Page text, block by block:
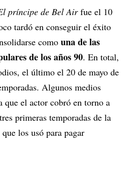
príncipe de Bel Airfue el 10
tardó en conseguir el éxito
como una de las
de los años 90. En total,
el último el 20 de mayo de
Algunos medios
que el actor cobró en torno a
primeras temporadas de la
los usó para pagar